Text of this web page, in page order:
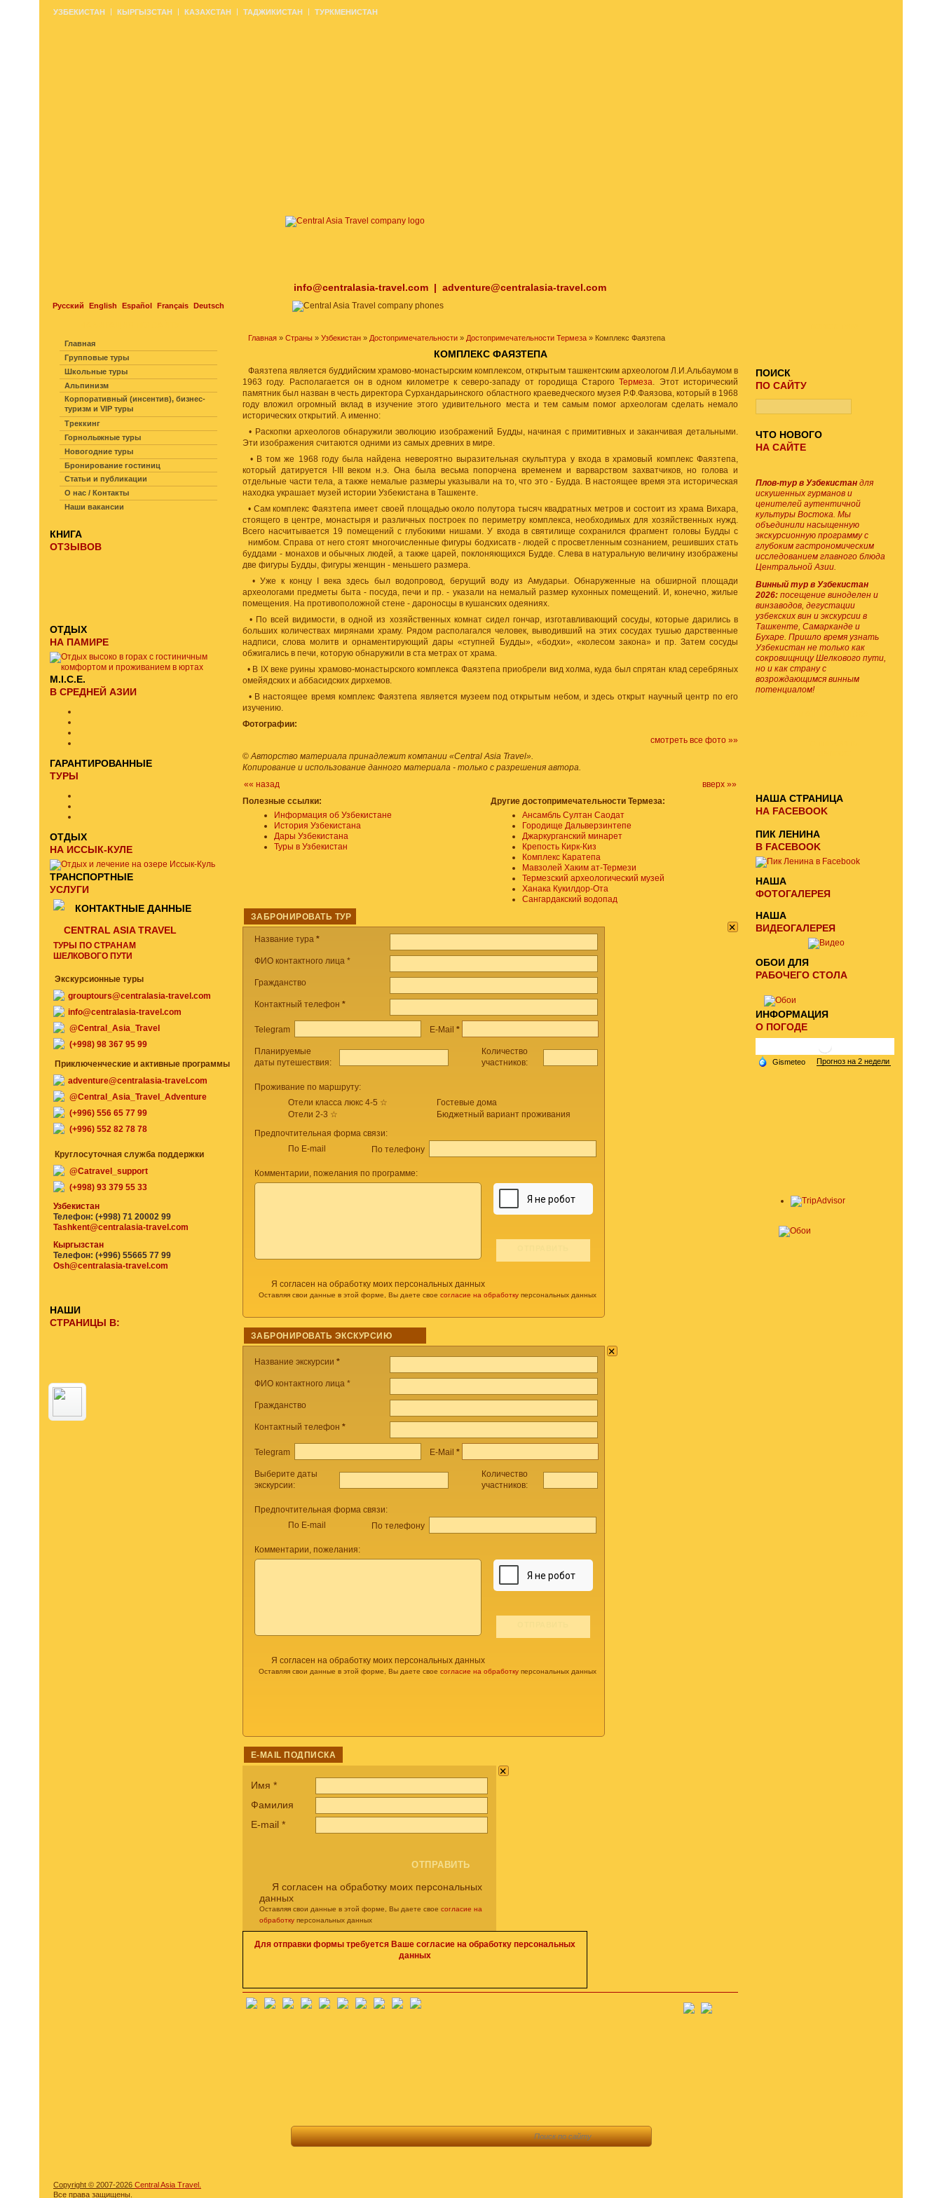
info@centralasia-travel.com | adventure@centralasia-travel.com
Русский English Español Français Deutsch
УЗБЕКИСТАН КЫРГЫЗСТАН КАЗАХСТАН ТАДЖИКИСТАН ТУРКМЕНИСТАН
Главная » Страны » Узбекистан » Достопримечательности » Достопримечательности Термеза » Комплекс Фаязтепа
КОМПЛЕКС ФАЯЗТЕПА
Фаязтепа является буддийским храмово-монастырским комплексом, открытым ташкентским археологом Л.И.Альбаумом в
1963 году. Располагается он в одном километре к северо-западу от городища СтарогоТермеза. Этот исторический
памятник был назван в честь директора Сурхандарьинского областного краеведческого музея Р.Ф.Фаязова, который в 1968
году вложил огромный вклад в изучение этого удивительного места и тем самым помог археологам сделать немало
исторических открытий. А именно:
• Раскопки археологов обнаружили эволюцию изображений Будды, начиная с примитивных и заканчивая детальными.
Эти изображения считаются одними из самых древних в мире.
• В том же 1968 году была найдена невероятно выразительная скульптура у входа в храмовый комплекс Фаязтепа,
который датируется I-III веком н.э. Она была весьма попорчена временем и варварством захватчиков, но голова и
отдельные части тела, а также немалые размеры указывали на то, что это - Будда. В настоящее время эта историческая
находка украшает музей истории Узбекистана в Ташкенте.
• Сам комплекс Фаязтепа имеет своей площадью около полутора тысяч квадратных метров и состоит из храма Вихара,
стоящего в центре, монастыря и различных построек по периметру комплекса, необходимых для хозяйственных нужд.
Всего насчитывается 19 помещений с глубокими нишами. У входа в святилище сохранился фрагмент головы Будды с
нимбом.Справа от него стоят многочисленные фигуры бодхисатв - людей с просветленным сознанием, решивших стать
буддами - монахов и обычных людей, а также царей, поклоняющихся Будде. Слева в натуральную величину изображены
две фигуры Будды, фигуры женщин - меньшего размера.
• Уже к концу I века здесь был водопровод, берущий воду из Амударьи. Обнаруженные на обширной площади
археологами предметы быта - посуда, печи и пр. - указали на немалый размер кухонных помещений. И, конечно, жилые
помещения. На противоположной стене - дароносцы в кушанских одеяниях.
• По всей видимости, в одной из хозяйственных комнат сидел гончар, изготавливающий сосуды, которые дарились в
больших количествах мирянами храму. Рядом располагался человек, выводивший на этих сосудах тушью дарственные
надписи, слова молитв и орнаментирующий дары «ступней Будды», «бодхи», «колесом закона» и пр. Затем сосуды
обжигались в печи, которую обнаружили в ста метрах от храма.
• В IX веке руины храмово-монастырского комплекса Фаязтепа приобрели вид холма, куда был спрятан клад серебряных
омейядских и аббасидских дирхемов.
• В настоящее время комплекс Фаязтепа является музеем под открытым небом, и здесь открыт научный центр по его
изучению.
Фотографии:
смотреть все фото »»
©Авторство материала принадлежит компании «Central Asia Travel».
Копирование и использование данного материала - только с разрешения автора.
«« назад
вверх »»
Полезные ссылки:
Другие достопримечательности Термеза:
Информация об Узбекистане
История Узбекистана
Дары Узбекистана
Туры в Узбекистан
Ансамбль Султан Саодат
Городище Дальверзинтепе
Джаркурганский минарет
Крепость Кирк-Киз
Комплекс Каратепа
Мавзолей Хаким ат-Термези
Термезский археологический музей
Ханака Кукилдор-Ота
Сангардакский водопад
ЗАБРОНИРОВАТЬ ТУР
×
Название тура *
ФИО контактного лица *
Гражданство
Контактный телефон *
Telegram E-Mail *
Планируемые
даты путешествия:
Количество
участников:
Проживание по маршруту:
Отели класса люкс 4-5 ☆
Отели 2-3 ☆
Гостевые дома
Бюджетный вариант проживания
Предпочтительная форма связи:
По E-mail
По телефону
Комментарии, пожелания по программе:
Я согласен на обработку моих персональных данных
Оставляя свои данные в этой форме, Вы даете свое согласие на обработку персональных данных
ЗАБРОНИРОВАТЬ ЭКСКУРСИЮ
×
Название экскурсии *
ФИО контактного лица *
Гражданство
Контактный телефон *
Telegram E-Mail *
Выберите даты
экскурсии:
Количество
участников:
Предпочтительная форма связи:
По E-mail
По телефону
Комментарии, пожелания:
Я согласен на обработку моих персональных данных
Оставляя свои данные в этой форме, Вы даете свое согласие на обработку персональных данных
E-MAIL ПОДПИСКА
×
Имя *
Фамилия
E-mail *
Я согласен на обработку моих персональных
данных
Оставляя свои данные в этой форме, Вы даете свое согласие на
обработку персональных данных
Для отправки формы требуется Ваше согласие на обработку персональных
данных
Главная
Групповые туры
Школьные туры
Альпинизм
Корпоративный (инсентив), бизнес-
туризм и VIP туры
Треккинг
Горнолыжные туры
Новогодние туры
Бронирование гостиниц
Статьи и публикации
О нас / Контакты
Наши вакансии
КНИГА
ОТЗЫВОВ
ОТДЫХ
НА ПАМИРЕ
M.I.C.E.
В СРЕДНЕЙ АЗИИ
ГАРАНТИРОВАННЫЕ
ТУРЫ
ОТДЫХ
НА ИССЫК-КУЛЕ
ТРАНСПОРТНЫЕ
УСЛУГИ
КОНТАКТНЫЕ ДАННЫЕ
CENTRAL ASIA TRAVEL
ТУРЫ ПО СТРАНАМ
ШЕЛКОВОГО ПУТИ
Экскурсионные туры
grouptours@centralasia-travel.com
info@centralasia-travel.com
@Central_Asia_Travel
(+998) 98 367 95 99
Приключенческие и активные программы
adventure@centralasia-travel.com
@Central_Asia_Travel_Adventure
(+996) 556 65 77 99
(+996) 552 82 78 78
Круглосуточная служба поддержки
@Catravel_support
(+998) 93 379 55 33
Узбекистан
Телефон: (+998) 71 20002 99
Tashkent@centralasia-travel.com
Кыргызстан
Телефон: (+996) 55665 77 99
Osh@centralasia-travel.com
НАШИ
СТРАНИЦЫ В:
ПОИСК
ПО САЙТУ
ЧТО НОВОГО
НА САЙТЕ
Плов-тур в Узбекистан для
искушенных гурманов и
ценителей аутентичной
культуры Востока. Мы
объединили насыщенную
экскурсионную программу с
глубоким гастрономическим
исследованием главного блюда
Центральной Азии.
Винный тур в Узбекистан
2026: посещение виноделен и
винзаводов, дегустации
узбекских вин и экскурсии в
Ташкенте, Самарканде и
Бухаре. Пришло время узнать
Узбекистан не только как
сокровищницу Шелкового пути,
но и как страну с
возрождающимся винным
потенциалом!
НАША СТРАНИЦА
НА FACEBOOK
ПИК ЛЕНИНА
В FACEBOOK
НАША
ФОТОГАЛЕРЕЯ
НАША
ВИДЕОГАЛЕРЕЯ
ОБОИ ДЛЯ
РАБОЧЕГО СТОЛА
ИНФОРМАЦИЯ
О ПОГОДЕ
Copyright © 2007-2026 Central Asia Travel.
Все права защищены.